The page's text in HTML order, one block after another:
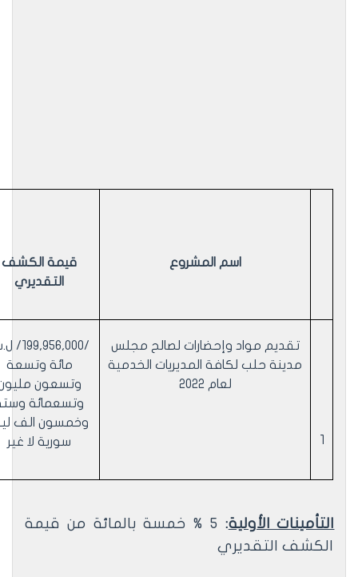
اسم المشروع
قيمة الكشف
التقديري
1
تقديم مواد وإحضارات لصالح مجلس
مدينة حلب لكافة المديريات الخدمية
لعام 2022
/
مائة وتسعة
وتسعون
وتسعمائة
وخمسون الف
سورية لا غير
التأمينات الأولية:
5 % خمسة بالمائة من قيمة
الكشف التقديري